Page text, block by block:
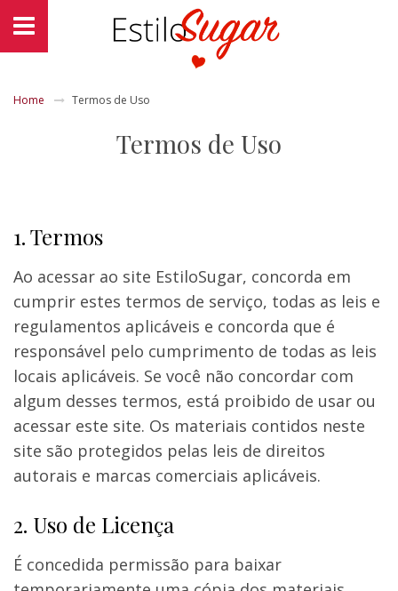
Home Termos de Uso
Termos de Uso
1. Termos
Ao acessar ao site EstiloSugar, concorda em
cumprir estes termos de serviço, todas as leis e
regulamentos aplicáveis e concorda que é
responsável pelo cumprimento de todas as leis
locais aplicáveis. Se você não concordar com
algum desses termos, está proibido de usar ou
acessar este site. Os materiais contidos neste
site são protegidos pelas leis de direitos
autorais e marcas comerciais aplicáveis.
2. Uso de Licença
É concedida permissão para baixar